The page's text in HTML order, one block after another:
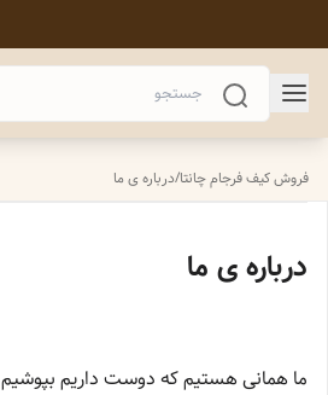
فروش کیف فرجام چانتا/درباره ی ما
درباره ی ما
ما همانی هستیم که دوست داریم بپوشیم